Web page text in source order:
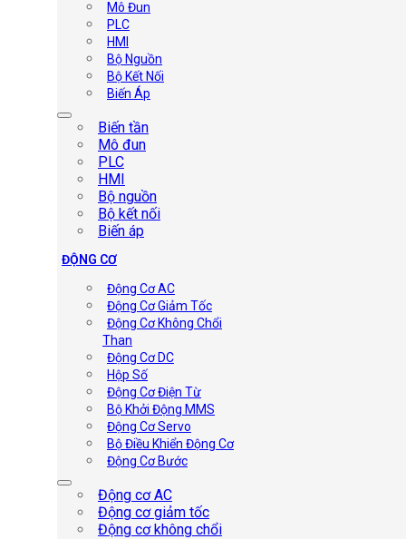
Mô Đun
PLC
HMI
Bộ Nguồn
Bộ Kết Nối
Biến Áp
Biến tần
Mô đun
PLC
HMI
Bộ nguồn
Bộ kết nối
Biến áp
ĐỘNG CƠ
Động Cơ AC
Động Cơ Giảm Tốc
Động Cơ Không Chổi
Than
Động Cơ DC
Hộp Số
Động Cơ Điện Từ
Bộ Khởi Động MMS
Động Cơ Servo
Bộ Điều Khiển Động Cơ
Động Cơ Bước
Động cơ AC
Động cơ giảm tốc
Động cơ không chổi